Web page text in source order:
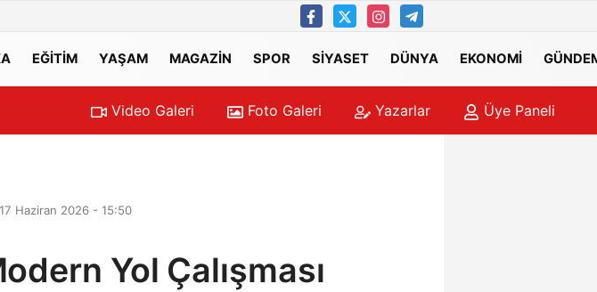
EĞİTİM YAŞAM MAGAZİN SPOR SİYASET DÜNYA EKONOMİ
Video Galeri Foto Galeri Yazarlar Üye Paneli
Haziran 2026 - 15:50
Yol Çalışması